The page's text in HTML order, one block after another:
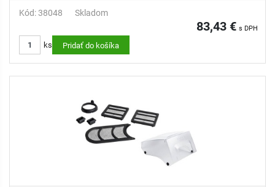
Kód: 38048 Skladom
83,43 € s DPH
ks Pridať do košíka